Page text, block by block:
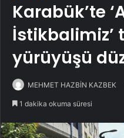
Karabük’te
İstikbalimiz’
yürüyüşü
MEHMET HAZBİN KAZBEK
1 dakika okuma süresi